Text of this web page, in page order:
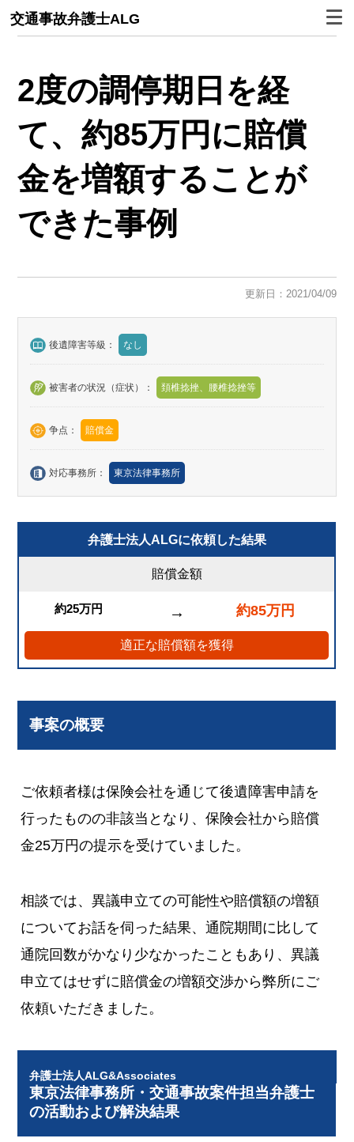
交通事故弁護士ALG
2度の調停期日を経
て、約85万円に賠償
金を増額することが
できた事例
更新日：2021/04/09
後遺障害等級： なし
被害者の状況（症状）： 頚椎捻挫、腰椎捻挫等
争点： 賠償金
対応事務所： 東京法律事務所
弁護士法人ALGに依頼した結果
賠償金額
約25万円 → 約85万円
適正な賠償額を獲得
事案の概要
ご依頼者様は保険会社を通じて後遺障害申請を
行ったものの非該当となり、保険会社から賠償
金25万円の提示を受けていました。
相談では、異議申立ての可能性や賠償額の増額
についてお話を伺った結果、通院期間に比して
通院回数がかなり少なかったこともあり、異議
申立てはせずに賠償金の増額交渉から弊所にご
依頼いただきました。
弁護士法人ALG&Associates
東京法律事務所・交通事故案件担当弁護士
の活動および解決結果